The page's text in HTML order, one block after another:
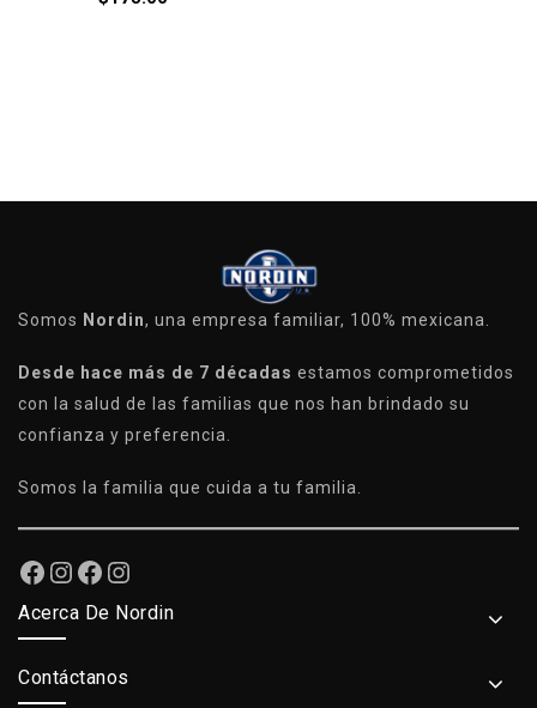
Somos Nordin, una empresa familiar, 100% mexicana.
Desde hace más de 7 décadas estamos comprometidos
con la salud de las familias que nos han brindado su
confianza y preferencia.
Somos la familia que cuida a tu familia.
Acerca De Nordin
Contáctanos